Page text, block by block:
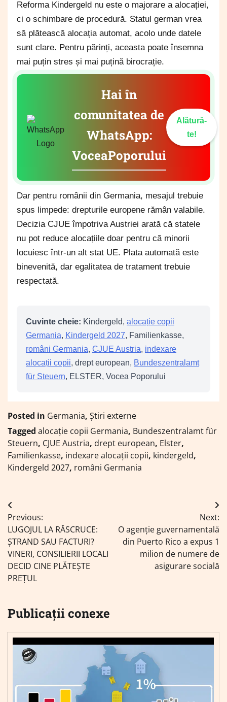
Reforma Kindergeld nu este o majorare a alocației,
ci o schimbare de procedură. Statul german vrea
să plătească alocația automat, acolo unde datele
sunt clare. Pentru părinți, aceasta poate însemna
mai puțin stres și mai puțină birocrație.
Hai în
comunitatea de
WhatsApp:
VoceaPoporului
Alătură-
te!
Dar pentru românii din Germania, mesajul trebuie
spus limpede: drepturile europene rămân valabile.
Decizia CJUE împotriva Austriei arată că statele
nu pot reduce alocațiile doar pentru că minorii
locuiesc într-un alt stat UE. Plata automată este
binevenită, dar egalitatea de tratament trebuie
respectată.
Cuvinte cheie: Kindergeld, alocație copii
Germania, Kindergeld 2027, Familienkasse,
români Germania, CJUE Austria, indexare
alocații copii, drept european, Bundeszentralamt
für Steuern, ELSTER, Vocea Poporului
Posted in Germania, Știri externe
Tagged alocație copii Germania, Bundeszentralamt für
Steuern, CJUE Austria, drept european, Elster,
Familienkasse, indexare alocații copii, kindergeld,
Kindergeld 2027, români Germania
Navigare
în
articole
Previous:
LUGOJUL LA RĂSCRUCE:
ȘTRAND SAU FACTURI?
VINERI, CONSILIERII LOCALI
DECID CINE PLĂTEȘTE
PREȚUL
Next:
O agenție guvernamentală
din Puerto Rico a expus 1
milion de numere de
asigurare socială
Publicații conexe